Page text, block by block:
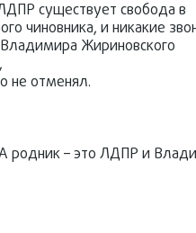
существует свобода в
чиновника, и никакие
Жириновского
не отменял.
А родник – это ЛДПР и